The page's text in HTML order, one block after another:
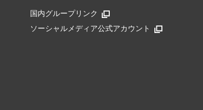
国内グループリンク
ソーシャルメディア公式アカウント